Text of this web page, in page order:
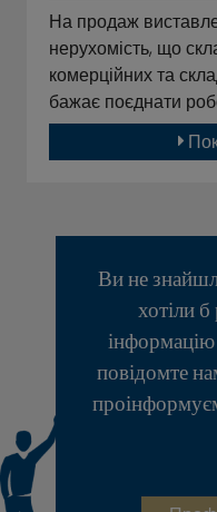
На продаж
нерухомість, що
комерційних та
бажає поєднати
Ви не
хотіли
інформацію
повідомте